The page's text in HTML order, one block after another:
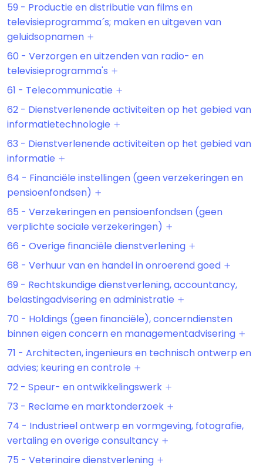
59 - Productie en distributie van films en
televisieprogramma´s; maken en uitgeven van
geluidsopnamen
60 - Verzorgen en uitzenden van radio- en
televisieprogramma's
61 - Telecommunicatie
62 - Dienstverlenende activiteiten op het gebied van
informatietechnologie
63 - Dienstverlenende activiteiten op het gebied van
informatie
64 - Financiële instellingen (geen verzekeringen en
pensioenfondsen)
65 - Verzekeringen en pensioenfondsen (geen
verplichte sociale verzekeringen)
66 - Overige financiële dienstverlening
68 - Verhuur van en handel in onroerend goed
69 - Rechtskundige dienstverlening, accountancy,
belastingadvisering en administratie
70 - Holdings (geen financiële), concerndiensten
binnen eigen concern en managementadvisering
71 - Architecten, ingenieurs en technisch ontwerp en
advies; keuring en controle
72 - Speur- en ontwikkelingswerk
73 - Reclame en marktonderzoek
74 - Industrieel ontwerp en vormgeving, fotografie,
vertaling en overige consultancy
75 - Veterinaire dienstverlening